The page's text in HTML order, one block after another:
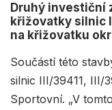
Druhý investiční
křižovatky silnic
na křižovatku
Součástí této
silnic III/39411, III/
Sportovní. „V